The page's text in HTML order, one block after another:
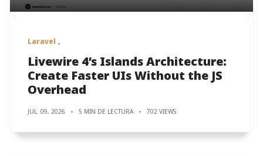
Laravel
Livewire 4’s Islands Architecture:
Create Faster UIs Without the JS
Overhead
JUL. 09, 2026 5 MIN DE LECTURA 702 VIEWS